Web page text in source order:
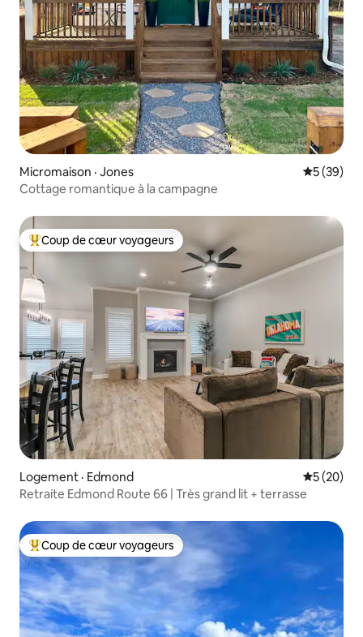
Micromaison · Jones Note
5 (39)
Cottage romantique à la campagne
Coup de cœur voyageurs parmi les plus aimés
Coup de cœur voyageurs
Logement · Edmond Note
5 (20)
Retraite Edmond Route 66 | Très grand lit + terrasse
Coup de cœur voyageurs parmi les plus aimés
Coup de cœur voyageurs